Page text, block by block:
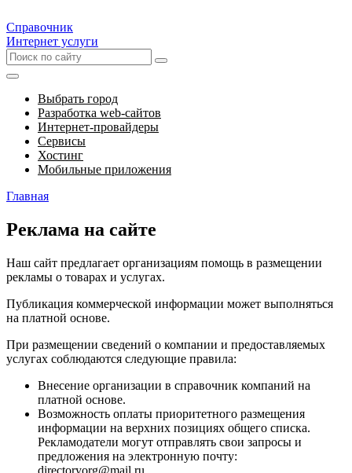
Справочник
Интернет услуги
Выбрать город
Разработка web-сайтов
Интернет-провайдеры
Сервисы
Хостинг
Мобильные приложения
Главная
Реклама на сайте
Наш сайт предлагает организациям помощь в размещении
рекламы о товарах и услугах.
Публикация коммерческой информации может выполняться
на платной основе.
При размещении сведений о компании и предоставляемых
услугах соблюдаются следующие правила:
Внесение организации в справочник компаний на
платной основе.
Возможность оплаты приоритетного размещения
информации на верхних позициях общего списка.
Рекламодатели могут отправлять свои запросы и
предложения на электронную почту:
directoryorg@mail.ru